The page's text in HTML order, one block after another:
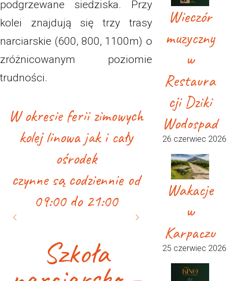
podgrzewane siedziska. Przy
kolei znajdują się trzy trasy
narciarskie (600, 800, 1100m) o
zróżnicowanym poziomie
trudności.
W okresie ferii zimowych
kolej linowa jak i cały
ośrodek
czynne są codziennie od
09:00 do 21:00
Szkoła
Wieczór
muzyczny
w
Restaura
cji Dziki
Wodospad
26 czerwiec 2026
Wakacje
w
Karpaczu
25 czerwiec 2026